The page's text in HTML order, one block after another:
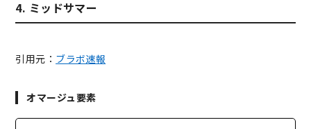
4. ミッドサマー
引用元： ブラボ速報
オマージュ要素